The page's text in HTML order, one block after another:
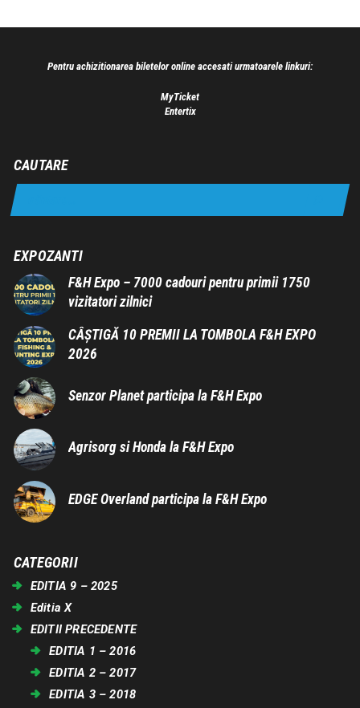
Pentru achizitionarea biletelor online accesati urmatoarele linkuri:
MyTicket
Entertix
CAUTARE
EXPOZANTI
F&H Expo – 7000 cadouri pentru primii 1750
vizitatori zilnici
CÂȘTIGĂ 10 PREMII LA TOMBOLA F&H EXPO
2026
Senzor Planet participa la F&H Expo
Agrisorg si Honda la F&H Expo
EDGE Overland participa la F&H Expo
CATEGORII
EDITIA 9 – 2025
Editia X
EDITII PRECEDENTE
EDITIA 1 – 2016
EDITIA 2 – 2017
EDITIA 3 – 2018